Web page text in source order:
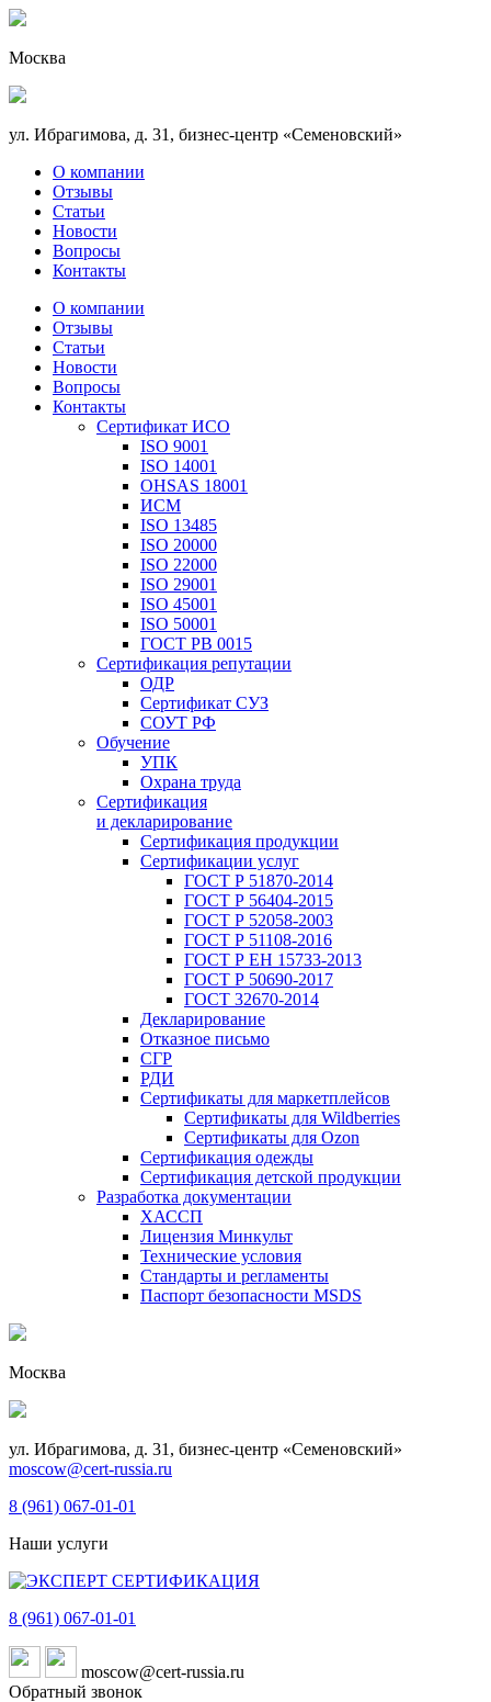
Москва
ул. Ибрагимова, д. 31, бизнес-центр «Семеновский»
О компании
Отзывы
Статьи
Новости
Вопросы
Контакты
О компании
Отзывы
Статьи
Новости
Вопросы
Контакты
Сертификат ИСО
ISO 9001
ISO 14001
OHSAS 18001
ИСМ
ISO 13485
ISO 20000
ISO 22000
ISO 29001
ISO 45001
ISO 50001
ГОСТ РВ 0015
Сертификация репутации
ОДР
Сертификат СУЗ
СОУТ РФ
Обучение
УПК
Охрана труда
Сертификация
и декларирование
Сертификация продукции
Сертификации услуг
ГОСТ Р 51870-2014
ГОСТ Р 56404-2015
ГОСТ Р 52058-2003
ГОСТ Р 51108-2016
ГОСТ Р ЕН 15733-2013
ГОСТ Р 50690-2017
ГОСТ 32670-2014
Декларирование
Отказное письмо
СГР
РДИ
Сертификаты для маркетплейсов
Сертификаты для Wildberries
Сертификаты для Ozon
Сертификация одежды
Сертификация детской продукции
Разработка документации
ХАССП
Лицензия Минкульт
Технические условия
Стандарты и регламенты
Паспорт безопасности MSDS
Москва
ул. Ибрагимова, д. 31, бизнес-центр «Семеновский»
moscow@cert-russia.ru
8 (961) 067-01-01
Наши услуги
8 (961) 067-01-01
moscow@cert-russia.ru
Обратный звонок